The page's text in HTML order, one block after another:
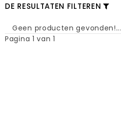
DE RESULTATEN FILTEREN
Geen producten gevonden!...
Pagina 1 van 1